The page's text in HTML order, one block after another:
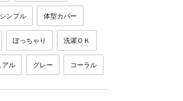
シンプル 体型カバー
ぽっちゃり 洗濯ＯＫ
アル グレー コーラル